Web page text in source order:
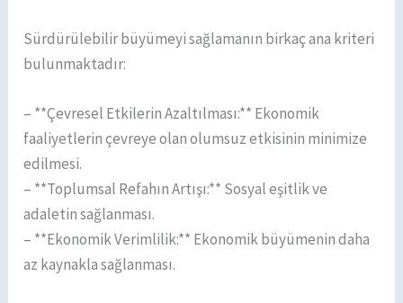
Sürdürülebilir büyümeyi sağlamanın birkaç ana kriteri
bulunmaktadır:
– **Çevresel Etkilerin Azaltılması:** Ekonomik
faaliyetlerin çevreye olan olumsuz etkisinin minimize
edilmesi.
– **Toplumsal Refahın Artışı:** Sosyal eşitlik ve
adaletin sağlanması.
– **Ekonomik Verimlilik:** Ekonomik büyümenin daha
az kaynakla sağlanması.